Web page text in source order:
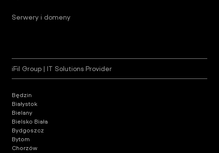
Serwery i domeny
iFil Group | IT Solutions Provider
Będzin
Białystok
Bielany
Bielsko Biała
Bydgoszcz
Bytom
Chorzów